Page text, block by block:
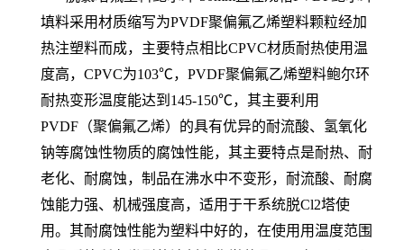
填料采用材质缩写为PVDF聚偏氟乙烯塑料颗粒经加
热注塑料而成，主要特点相比CPVC材质耐热使用温
度高，CPVC为103℃，PVDF聚偏氟乙烯塑料鲍尔环
耐热变形温度能达到145-150℃，其主要利用
PVDF（聚偏氟乙烯）的具有优异的耐流酸、氢氧化
钠等腐蚀性物质的腐蚀性能，其主要特点是耐热、耐
老化、耐腐蚀，制品在沸水中不变形，耐流酸、耐腐
蚀能力强、机械强度高，适用于干系统脱Cl2塔使
用。其耐腐蚀性能为塑料中好的，在使用用温度范围